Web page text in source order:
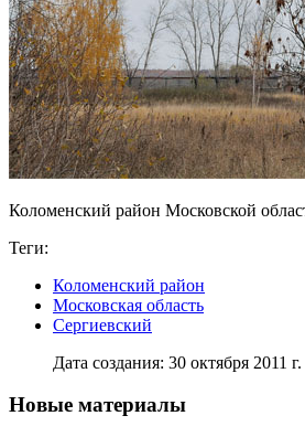
Коломенский район Московской
Теги:
Коломенский район
Московская область
Сергиевский
Дата создания: 30 октября 2011 г.
Новые материалы